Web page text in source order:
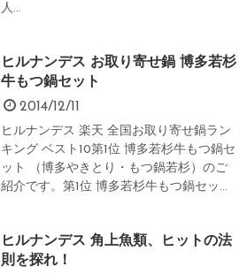
人...
ヒルナンデス お取り寄せ鍋 博多若杉
牛もつ鍋セット
2014/12/11
ヒルナンデス 楽天 全国お取り寄せ鍋ラン
キング ベスト10第1位 博多若杉牛もつ鍋セ
ット （博多やきとり・もつ鍋若杉）のご
紹介です。第1位 博多若杉牛もつ鍋セッ...
ヒルナンデス 角上魚類、ヒットの法
則を探れ！